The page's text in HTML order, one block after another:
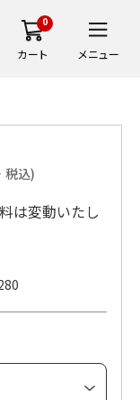
0
カート メニュー
税込)
は変動いたし